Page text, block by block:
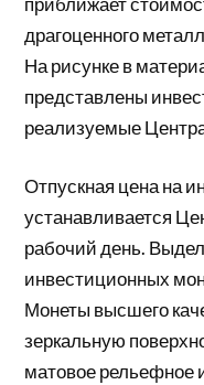
драгоценного
На рисунке в
представлены
реализуемые
Отпускная цена на
устанавливается
рабочий день.
инвестиционных
Монеты высшего
зеркальную
матовое рельефное